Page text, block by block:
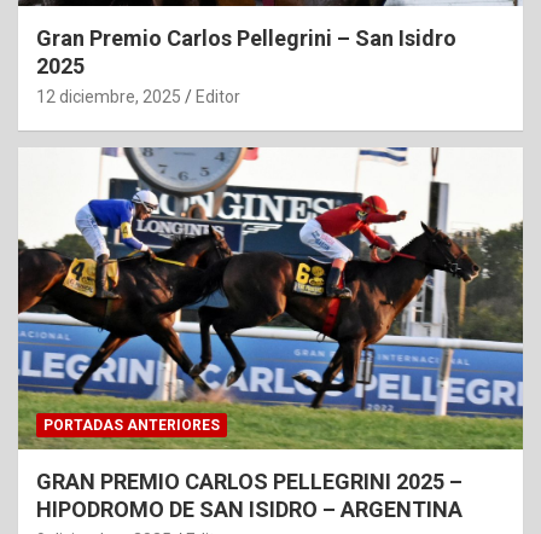
Gran Premio Carlos Pellegrini – San Isidro
2025
12 diciembre, 2025 Editor
PORTADAS ANTERIORES
GRAN PREMIO CARLOS PELLEGRINI 2025 –
HIPODROMO DE SAN ISIDRO – ARGENTINA